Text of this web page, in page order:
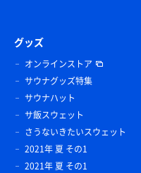
グッズ
オンラインストア
サウナグッズ特集
サウナハット
サ飯スウェット
さうないきたいスウェット
2021年 夏 その1
2021年 夏 その1